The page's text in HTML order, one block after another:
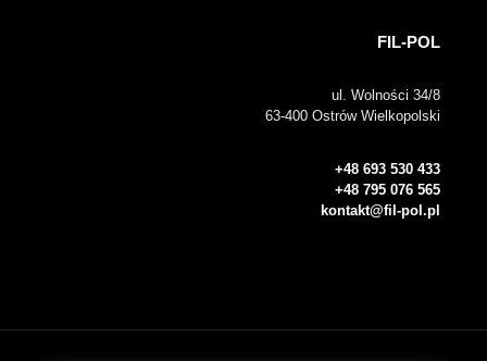
FIL-POL
ul. Wolności 34/8
63-400 Ostrów Wielkopolski
+48 693 530 433
+48 795 076 565
kontakt@fil-pol.pl